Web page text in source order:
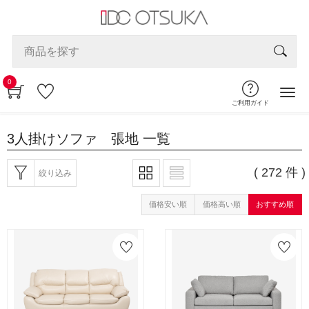
0
ご利用ガイド
3人掛けソファ 張地 一覧
絞り込み ( 272 件 )
価格安い順 価格高い順 おすすめ順